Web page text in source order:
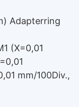
Adapterring
(X=0,01
mm/100Div.,